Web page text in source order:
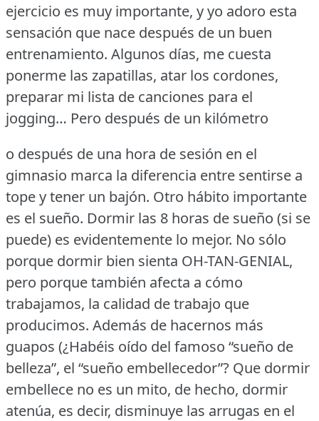
ejercicio es muy importante, y yo adoro esta
sensación que nace después de un buen
entrenamiento. Algunos días, me cuesta
ponerme las zapatillas, atar los cordones,
preparar mi lista de canciones para el
jogging… Pero después de un kilómetro
o después de una hora de sesión en el
gimnasio marca la diferencia entre sentirse a
tope y tener un bajón. Otro hábito importante
es el sueño. Dormir las 8 horas de sueño (si se
puede) es evidentemente lo mejor. No sólo
porque dormir bien sienta OH-TAN-GENIAL,
pero porque también afecta a cómo
trabajamos, la calidad de trabajo que
producimos. Además de hacernos más
guapos (¿Habéis oído del famoso “sueño de
belleza”, el “sueño embellecedor”? Que dormir
embellece no es un mito, de hecho, dormir
atenúa, es decir, disminuye las arrugas en el